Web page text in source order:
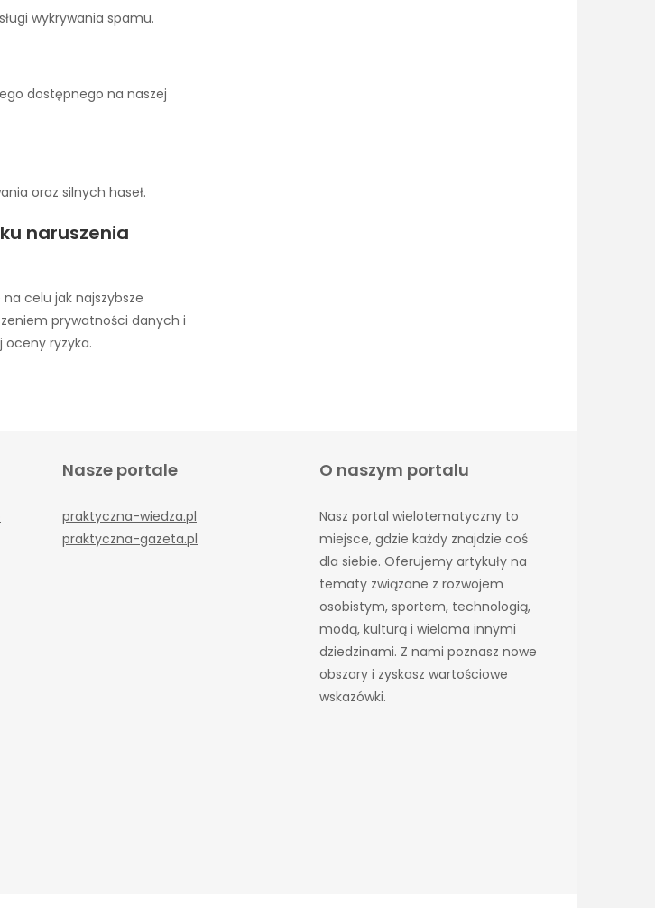
wykrywania spamu.
dostępnego na naszej
oraz silnych haseł.
naruszenia
celu jak najszybsze
prywatności danych i
oceny ryzyka.
Nasze portale
praktyczna-wiedza.pl
praktyczna-gazeta.pl
O naszym portalu
Nasz portal wielotematyczny to
miejsce, gdzie każdy znajdzie coś
dla siebie. Oferujemy artykuły na
tematy związane z rozwojem
osobistym, sportem, technologią,
modą, kulturą i wieloma innymi
dziedzinami. Z nami poznasz nowe
obszary i zyskasz wartościowe
wskazówki.